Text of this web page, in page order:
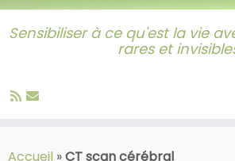
to
Sensibiliser à ce qu'est la vie
rares et
Accueil »CT scan cérébral